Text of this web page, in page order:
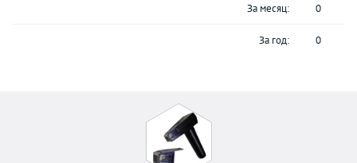
За месяц: 0
За год: 0